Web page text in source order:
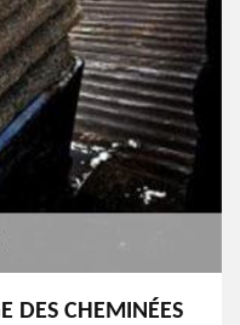
DES CHEMINÉES